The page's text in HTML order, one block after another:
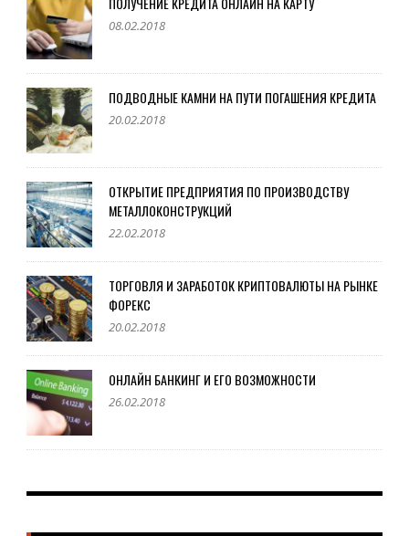
08.02.2018
ПОДВОДНЫЕ КАМНИ НА ПУТИ ПОГАШЕНИЯ КРЕДИТА
20.02.2018
ОТКРЫТИЕ ПРЕДПРИЯТИЯ ПО ПРОИЗВОДСТВУ
МЕТАЛЛОКОНСТРУКЦИЙ
22.02.2018
ТОРГОВЛЯ И ЗАРАБОТОК КРИПТОВАЛЮТЫ НА РЫНКЕ
ФОРЕКС
20.02.2018
ОНЛАЙН БАНКИНГ И ЕГО ВОЗМОЖНОСТИ
26.02.2018